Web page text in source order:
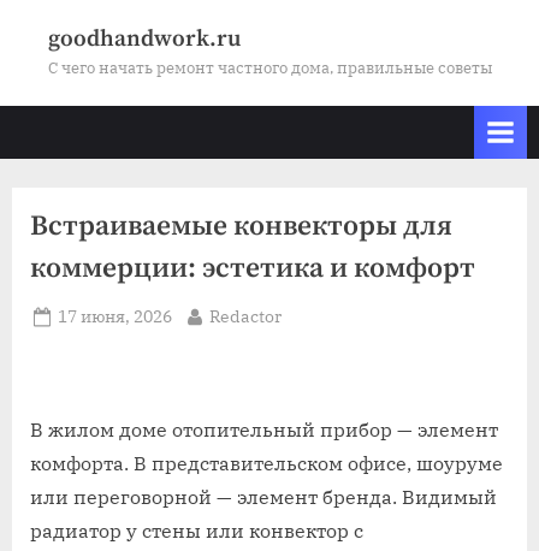
goodhandwork.ru
С чего начать ремонт частного дома, правильные советы
Встраиваемые конвекторы для
коммерции: эстетика и комфорт
Posted
17 июня, 2026 By
Redactor
В жилом доме отопительный прибор — элемент
комфорта. В представительском офисе, шоуруме
или переговорной — элемент бренда. Видимый
радиатор у стены или конвектор с